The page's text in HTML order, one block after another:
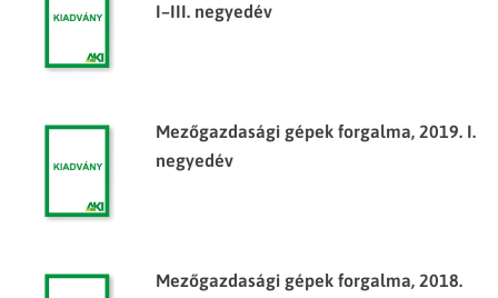
I–III. negyedév
Mezőgazdasági gépek forgalma, 2019. I.
negyedév
Mezőgazdasági gépek forgalma, 2018.